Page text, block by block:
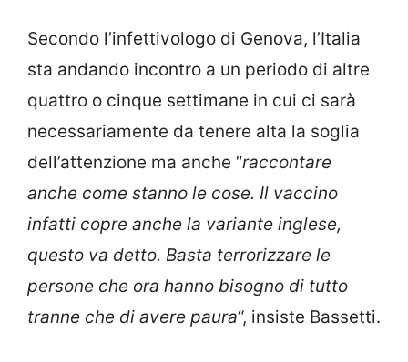
Secondo l’infettivologo di Genova, l’Italia
sta andando incontro a un periodo di altre
quattro o cinque settimane in cui ci sarà
necessariamente da tenere alta la soglia
dell’attenzione ma anche “raccontare
anche come stanno le cose. Il vaccino
infatti copre anche la variante inglese,
questo va detto. Basta terrorizzare le
persone che ora hanno bisogno di tutto
tranne che di avere paura“, insiste Bassetti.